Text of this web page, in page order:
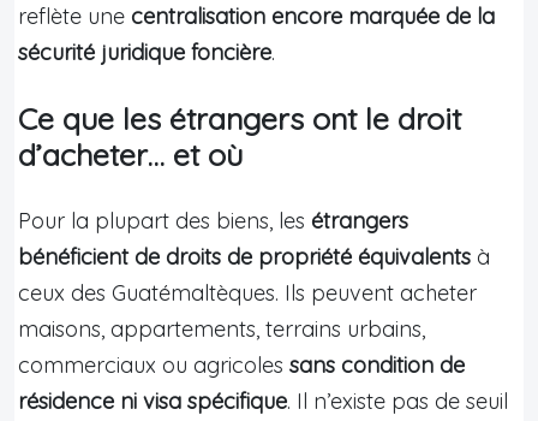
reflète une centralisation encore marquée de la
sécurité juridique foncière.
Ce que les étrangers ont le droit
d’acheter… et où
Pour la plupart des biens, les étrangers
bénéficient de droits de propriété équivalents à
ceux des Guatémaltèques. Ils peuvent acheter
maisons, appartements, terrains urbains,
commerciaux ou agricoles sans condition de
résidence ni visa spécifique. Il n’existe pas de seuil